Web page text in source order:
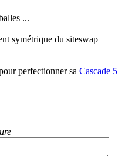
...
symétrique du siteswap
perfectionner sa Cascade 5